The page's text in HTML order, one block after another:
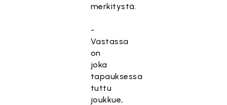
merkitystä.
-
Vastassa
on
joka
tapauksessa
tuttu
joukkue,